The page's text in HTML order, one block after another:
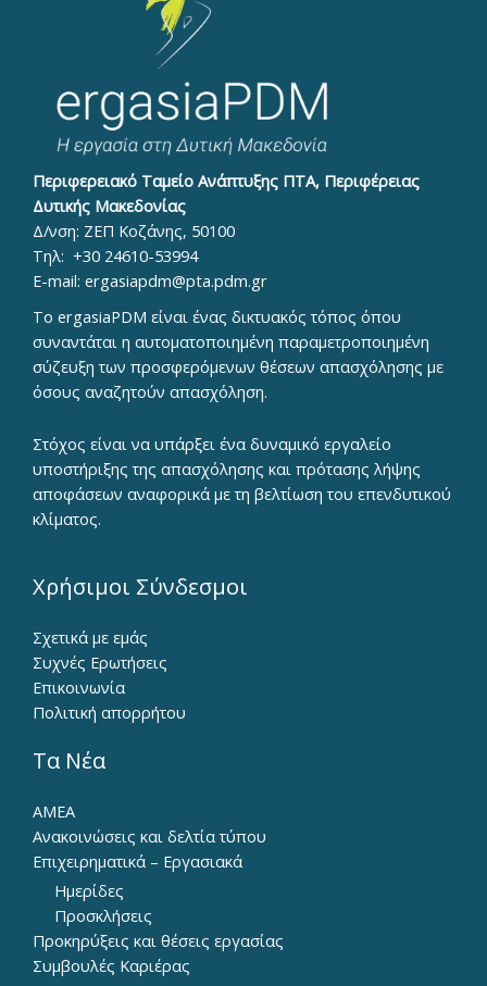
Περιφερειακό Ταμείο Ανάπτυξης ΠΤΑ, Περιφέρειας
Δυτικής Μακεδονίας
Δ/νση: ΖΕΠ Κοζάνης, 50100
Τηλ: +30 24610-53994
E-mail: ergasiapdm@pta.pdm.gr
To ergasiaPDM είναι ένας δικτυακός τόπος όπου
συναντάται η αυτοματοποιημένη παραμετροποιημένη
σύζευξη των προσφερόμενων θέσεων απασχόλησης με
όσους αναζητούν απασχόληση.
Στόχος είναι να υπάρξει ένα δυναμικό εργαλείο
υποστήριξης της απασχόλησης και πρότασης λήψης
αποφάσεων αναφορικά με τη βελτίωση του επενδυτικού
κλίματος.
Χρήσιμοι Σύνδεσμοι
Σχετικά με εμάς
Συχνές Ερωτήσεις
Επικοινωνία
Πολιτική απορρήτου
Τα Νέα
ΑΜΕΑ
Ανακοινώσεις και δελτία τύπου
Επιχειρηματικά – Εργασιακά
Ημερίδες
Προσκλήσεις
Προκηρύξεις και θέσεις εργασίας
Συμβουλές Καριέρας